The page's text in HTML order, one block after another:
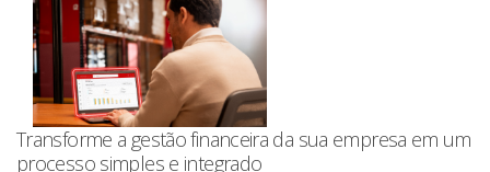
Transforme a gestão financeira da sua empresa em um
processo simples e integrado